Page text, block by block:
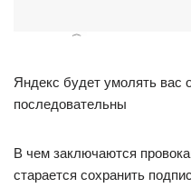
Яндекс будет умолять вас
последовательны
В чем заключаются
старается сохранить